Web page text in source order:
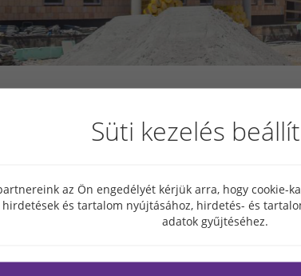
Süti kezelés
az Ön engedélyét kérjük arra, hogy cookie-
és tartalom nyújtásához, hirdetés- és
adatok gyűjtéséhez.